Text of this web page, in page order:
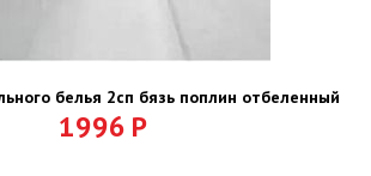
белья 2сп бязь поплин отбеленный
1996 Р